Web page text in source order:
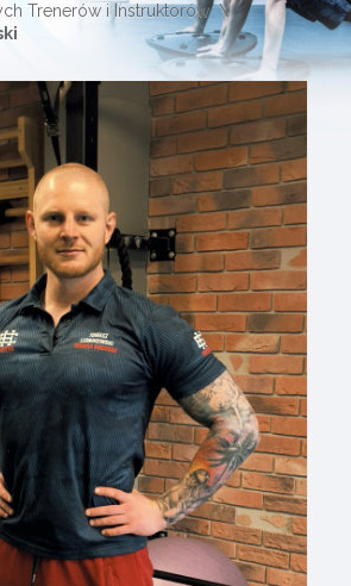
Trenerów i Instruktorów